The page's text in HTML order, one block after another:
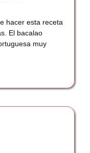
hacer esta receta
El bacalao
muy